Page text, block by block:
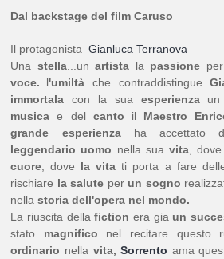
Dal backstage del film Caruso
Il protagonistaGianluca Terranova
Una stella...unartista la passione
voce. ..l'umiltà che contraddistingue
immortala con la sua esperienzaun
musica e del canto il Maestro
grande
esperienzaha accettato di
leggendario uomo nella sua vita, dove
cuore , dove la vita ti porta a fare
rischiare la salute per un sogno
nellastoria dell'opera nel mondo.
La riuscita dellafiction era gia un
stato magnifico nel recitare
ordinario nella vita, Sorrento ama